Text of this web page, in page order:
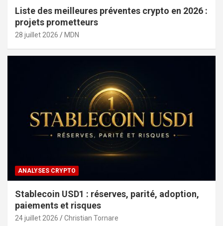
Liste des meilleures préventes crypto en 2026 :
projets prometteurs
28 juillet 2026 MDN
ANALYSES CRYPTO
Stablecoin USD1 : réserves, parité, adoption,
paiements et risques
24 juillet 2026 Christian Tornare